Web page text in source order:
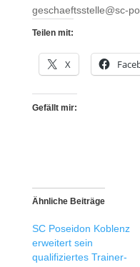
geschaeftsstelle@sc-
Teilen mit:
X
Gefällt mir:
Ähnliche Beiträge
SC Poseidon Koblenz
erweitert sein
qualifiziertes Trainer-